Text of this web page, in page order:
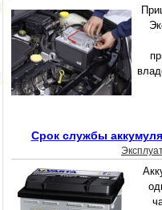
Срок службы